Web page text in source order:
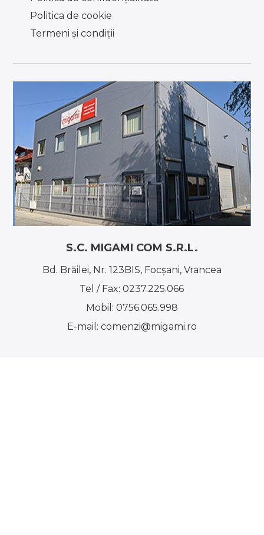
Politica de cookie
Termeni şi condiţii
S.C. MIGAMI COM S.R.L.
Bd. Brăilei, Nr. 123BIS, Focşani, Vrancea
Tel / Fax:0237.225.066
Mobil: 0756.065.998
E-mail: comenzi@migami.ro